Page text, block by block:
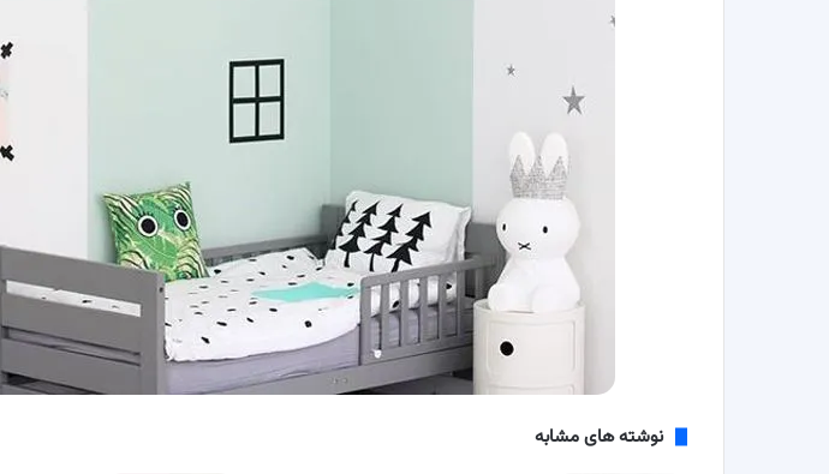
نوشته های مشابه